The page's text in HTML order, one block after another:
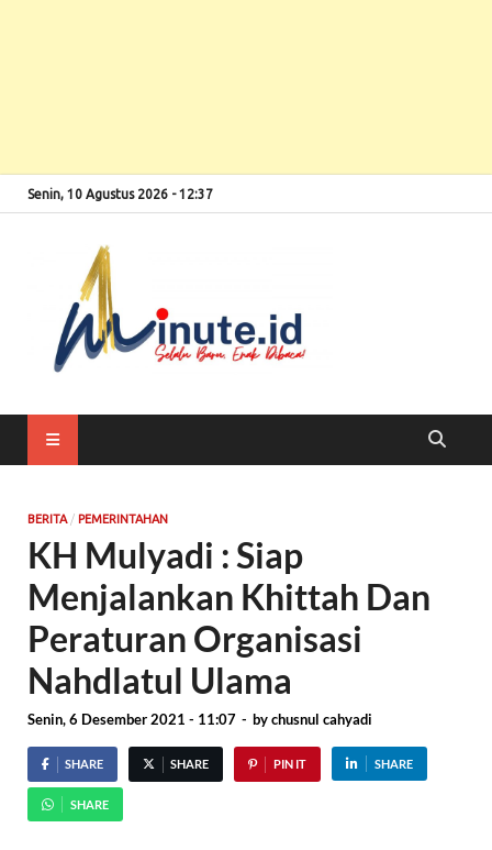
Senin, 10 Agustus 2026 - 12:37
BERITA/ PEMERINTAHAN
KH Mulyadi : Siap
Menjalankan Khittah Dan
Peraturan Organisasi
Nahdlatul Ulama
Senin, 6 Desember 2021 - 11:07 - bychusnul cahyadi
SHARE SHARE PIN IT SHARE
SHARE